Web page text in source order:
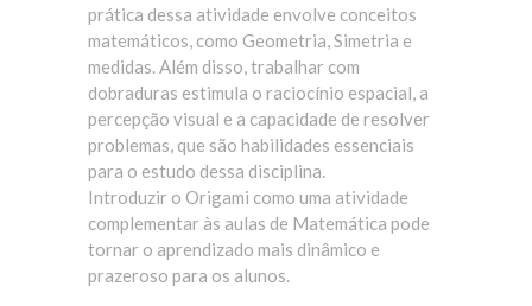
prática dessa atividade envolve conceitos
matemáticos, como Geometria, Simetria e
medidas. Além disso, trabalhar com
dobraduras estimula o raciocínio espacial, a
percepção visual e a capacidade de resolver
problemas, que são habilidades essenciais
para o estudo dessa disciplina.
Introduzir o Origami como uma atividade
complementar às aulas de Matemática pode
tornar o aprendizado mais dinâmico e
prazeroso para os alunos.